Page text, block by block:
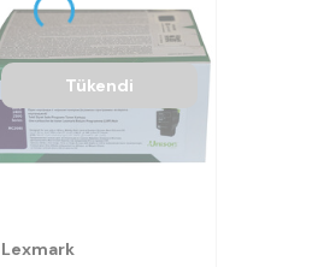
Tükendi
Lexmark